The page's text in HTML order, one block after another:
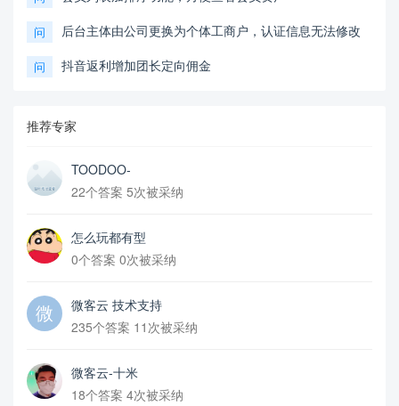
问 后台主体由公司更换为个体工商户，认证信息无法修改
问 抖音返利增加团长定向佣金
推荐专家
TOODOO-
22个答案 5次被采纳
怎么玩都有型
0个答案 0次被采纳
微客云 技术支持
235个答案 11次被采纳
微客云-十米
18个答案 4次被采纳